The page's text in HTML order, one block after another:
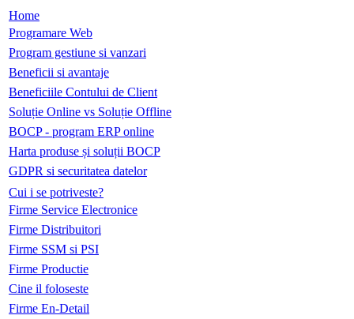
Home
Programare Web
Program gestiune si vanzari
Beneficii si avantaje
Beneficiile Contului de Client
Soluție Online vs Soluție Offline
BOCP - program ERP online
Harta produse și soluții BOCP
GDPR si securitatea datelor
Cui i se potriveste?
Firme Service Electronice
Firme Distribuitori
Firme SSM si PSI
Firme Productie
Cine il foloseste
Firme En-Detail